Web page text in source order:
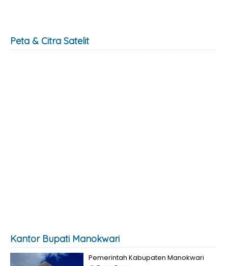
Peta & Citra Satelit
Kantor Bupati Manokwari
Pemerintah Kabupaten Manokwari